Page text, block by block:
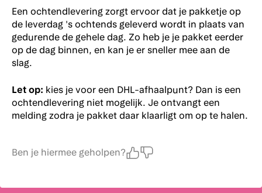
Een ochtendlevering zorgt ervoor dat je pakketje op
de leverdag 's ochtends geleverd wordt in plaats van
gedurende de gehele dag. Zo heb je je pakket eerder
op de dag binnen, en kan je er sneller mee aan de
slag.
Let op: kies je voor een DHL-afhaalpunt? Dan is een
ochtendlevering niet mogelijk. Je ontvangt een
melding zodra je pakket daar klaarligt om op te halen.
Ben je hiermee geholpen?